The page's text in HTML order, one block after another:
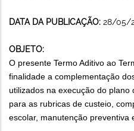
DATA DA PUBLICAÇÃO: 28/05/
OBJETO:
O presente Termo Aditivo ao
finalidade a complementação
utilizados na execução do
para as rubricas de custeio,
escolar, manutenção preventiva